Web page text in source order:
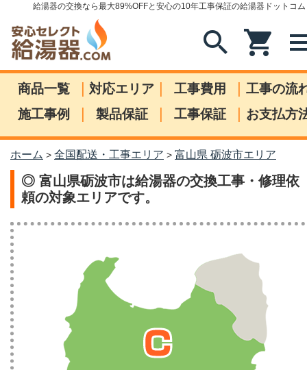
給湯器の交換なら最大89%OFFと安心の10年工事保証の給湯器ドットコム
search shopping_cart
商品一覧 | 対応エリア | 工事費用 | 工事の流
施工事例
| 製品保証 | 工事保証 | お支払方
ホーム > 全国配送・工事エリア > 富山県 砺波市エリア
◎ 富山県砺波市は給湯器の交換工事・修理依
頼の対象エリアです。